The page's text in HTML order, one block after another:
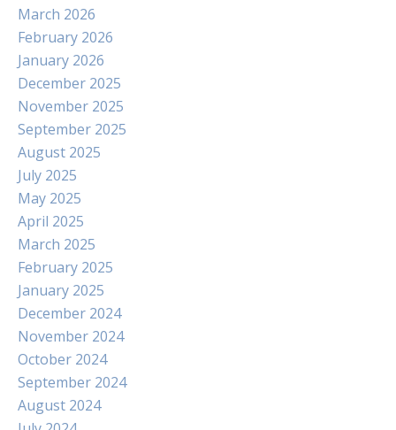
March 2026
February 2026
January 2026
December 2025
November 2025
September 2025
August 2025
July 2025
May 2025
April 2025
March 2025
February 2025
January 2025
December 2024
November 2024
October 2024
September 2024
August 2024